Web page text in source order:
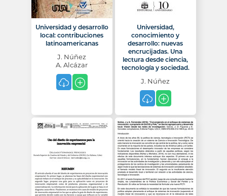
Universidad y desarrollo
local: contribuciones
latinoamericanas
J. Núñez
A. Alcázar
Universidad,
conocimiento y
desarrollo: nuevas
encrucijadas. Una
lectura desde ciencia,
tecnología y sociedad.
J. Núñez